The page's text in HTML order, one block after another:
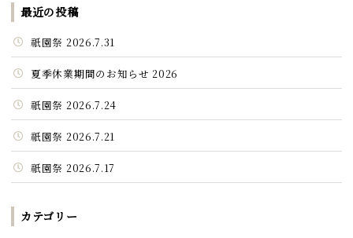
最近の投稿
祇園祭 2026.7.31
夏季休業期間のお知らせ 2026
祇園祭 2026.7.24
祇園祭 2026.7.21
祇園祭 2026.7.17
カテゴリー